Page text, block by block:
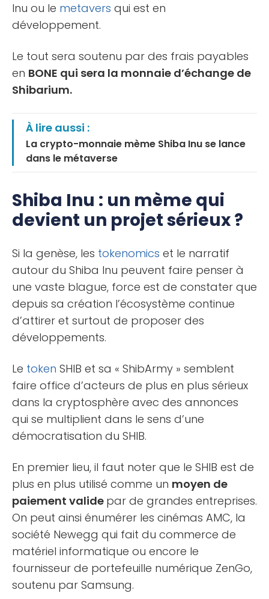
Inu ou le metavers qui est en
développement.
Le tout sera soutenu par des frais payables
en BONE qui sera la monnaie d’échange de
Shibarium.
À lire aussi :
La crypto-monnaie mème Shiba Inu se lance
dans le métaverse
Shiba Inu : un mème qui
devient un projet sérieux ?
Si la genèse, les tokenomics et le narratif
autour du Shiba Inu peuvent faire penser à
une vaste blague, force est de constater que
depuis sa création l’écosystème continue
d’attirer et surtout de proposer des
développements.
Le token SHIB et sa « ShibArmy » semblent
faire office d’acteurs de plus en plus sérieux
dans la cryptosphère avec des annonces
qui se multiplient dans le sens d’une
démocratisation du SHIB.
En premier lieu, il faut noter que le SHIB est de
plus en plus utilisé comme un moyen de
paiement valide par de grandes entreprises.
On peut ainsi énumérer les cinémas AMC, la
société Newegg qui fait du commerce de
matériel informatique ou encore le
fournisseur de portefeuille numérique ZenGo,
soutenu par Samsung.